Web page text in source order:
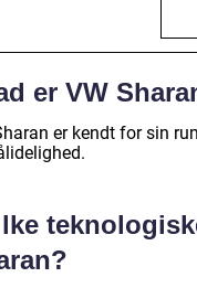
er VW
er kendt for sin